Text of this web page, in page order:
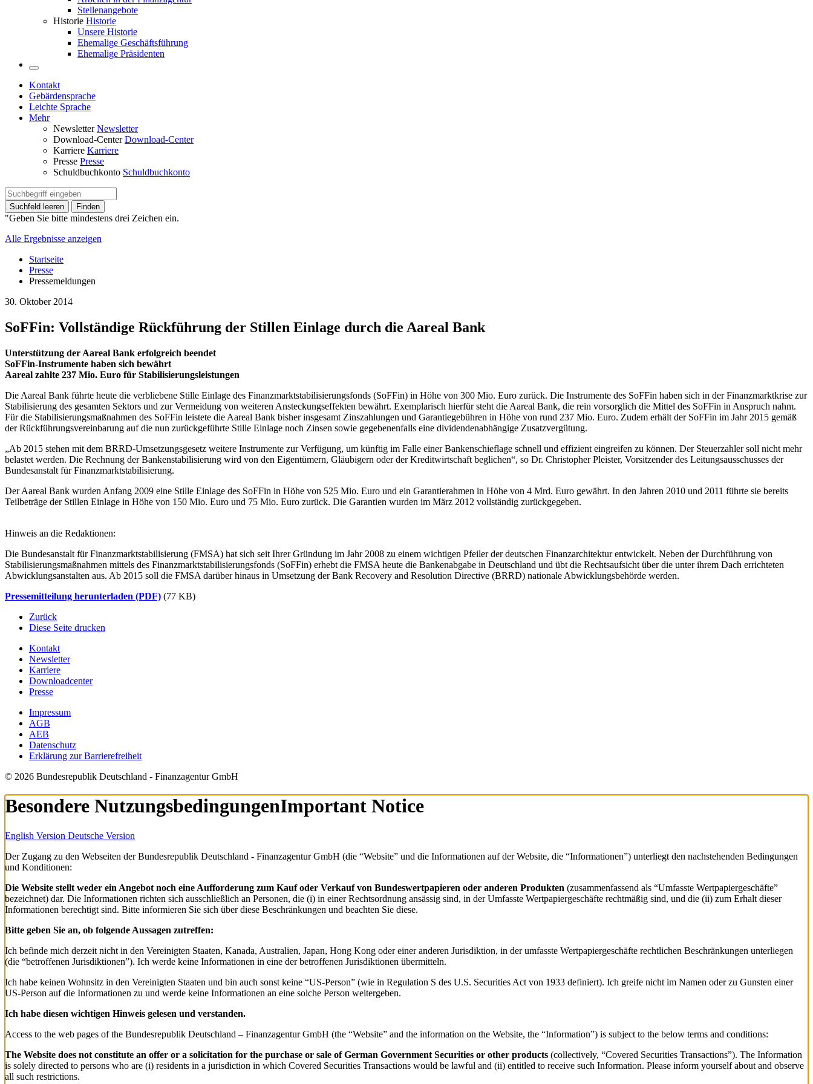
Stellenangebote
Historie Historie
Unsere Historie
Ehemalige Geschäftsführung
Ehemalige Präsidenten
Kontakt
Gebärdensprache
Leichte Sprache
Mehr
Newsletter Newsletter
Download-Center Download-Center
Karriere Karriere
Presse Presse
Schuldbuchkonto Schuldbuchkonto
Suchfeld leeren Finden
"Geben Sie bitte mindestens drei Zeichen ein.
Alle Ergebnisse anzeigen
Startseite
Presse
Pressemeldungen
30. Oktober 2014
SoFFin: Vollständige Rückführung der Stillen Einlage durch die Aareal Bank
Unterstützung der Aareal Bank erfolgreich beendet
SoFFin-Instrumente haben sich bewährt
Aareal zahlte 237 Mio. Euro für Stabilisierungsleistungen
Die Aareal Bank führte heute die verbliebene Stille Einlage des Finanzmarktstabilisierungsfonds (SoFFin) in Höhe von 300 Mio. Euro zurück. Die Instrumente des SoFFin haben sich in der Finanzmarktkrise zur
Stabilisierung des gesamten Sektors und zur Vermeidung von weiteren Ansteckungseffekten bewährt. Exemplarisch hierfür steht die Aareal Bank, die rein vorsorglich die Mittel des SoFFin in Anspruch nahm.
Für die Stabilisierungsmaßnahmen des SoFFin leistete die Aareal Bank bisher insgesamt Zinszahlungen und Garantiegebühren in Höhe von rund 237 Mio. Euro. Zudem erhält der SoFFin im Jahr 2015 gemäß
der Rückführungsvereinbarung auf die nun zurückgeführte Stille Einlage noch Zinsen sowie gegebenenfalls eine dividendenabhängige Zusatzvergütung.
„Ab 2015 stehen mit dem BRRD-Umsetzungsgesetz weitere Instrumente zur Verfügung, um künftig im Falle einer Bankenschieflage schnell und effizient eingreifen zu können. Der Steuerzahler soll nicht mehr
belastet werden. Die Rechnung der Bankenstabilisierung wird von den Eigentümern, Gläubigern oder der Kreditwirtschaft beglichen“, so Dr. Christopher Pleister, Vorsitzender des Leitungsausschusses der
Bundesanstalt für Finanzmarktstabilisierung.
Der Aareal Bank wurden Anfang 2009 eine Stille Einlage des SoFFin in Höhe von 525 Mio. Euro und ein Garantierahmen in Höhe von 4 Mrd. Euro gewährt. In den Jahren 2010 und 2011 führte sie bereits
Teilbeträge der Stillen Einlage in Höhe von 150 Mio. Euro und 75 Mio. Euro zurück. Die Garantien wurden im März 2012 vollständig zurückgegeben.
Hinweis an die Redaktionen:
Die Bundesanstalt für Finanzmarktstabilisierung (FMSA) hat sich seit Ihrer Gründung im Jahr 2008 zu einem wichtigen Pfeiler der deutschen Finanzarchitektur entwickelt. Neben der Durchführung von
Stabilisierungsmaßnahmen mittels des Finanzmarktstabilisierungsfonds (SoFFin) erhebt die FMSA heute die Bankenabgabe in Deutschland und übt die Rechtsaufsicht über die unter ihrem Dach errichteten
Abwicklungsanstalten aus. Ab 2015 soll die FMSA darüber hinaus in Umsetzung der Bank Recovery and Resolution Directive (BRRD) nationale Abwicklungsbehörde werden.
Pressemitteilung herunterladen (PDF) (77 KB)
Zurück
Diese Seite drucken
Kontakt
Newsletter
Karriere
Downloadcenter
Presse
Impressum
AGB
AEB
Datenschutz
Erklärung zur Barrierefreiheit
© 2026 Bundesrepublik Deutschland - Finanzagentur GmbH
Besondere NutzungsbedingungenImportant Notice
English Version Deutsche Version
Der Zugang zu den Webseiten der Bundesrepublik Deutschland - Finanzagentur GmbH (die “Website” und die Informationen auf der Website, die “Informationen”) unterliegt den nachstehenden Bedingungen
und Konditionen:
Die Website stellt weder ein Angebot noch eine Aufforderung zum Kauf oder Verkauf von Bundeswertpapieren oder anderen Produkten (zusammenfassend als “Umfasste Wertpapiergeschäfte”
bezeichnet) dar. Die Informationen richten sich ausschließlich an Personen, die (i) in einer Rechtsordnung ansässig sind, in der Umfasste Wertpapiergeschäfte rechtmäßig sind, und die (ii) zum Erhalt dieser
Informationen berechtigt sind. Bitte informieren Sie sich über diese Beschränkungen und beachten Sie diese.
Bitte geben Sie an, ob folgende Aussagen zutreffen:
Ich befinde mich derzeit nicht in den Vereinigten Staaten, Kanada, Australien, Japan, Hong Kong oder einer anderen Jurisdiktion, in der umfasste Wertpapiergeschäfte rechtlichen Beschränkungen unterliegen
(die “betroffenen Jurisdiktionen”). Ich werde keine Informationen in eine der betroffenen Jurisdiktionen übermitteln.
Ich habe keinen Wohnsitz in den Vereinigten Staaten und bin auch sonst keine “US-Person” (wie in Regulation S des U.S. Securities Act von 1933 definiert). Ich greife nicht im Namen oder zu Gunsten einer
US-Person auf die Informationen zu und werde keine Informationen an eine solche Person weitergeben.
Ich habe diesen wichtigen Hinweis gelesen und verstanden.
Access to the web pages of the Bundesrepublik Deutschland – Finanzagentur GmbH (the “Website” and the information on the Website, the “Information”) is subject to the below terms and conditions:
The Website does not constitute an offer or a solicitation for the purchase or sale of German Government Securities or other products (collectively, “Covered Securities Transactions”). The Information
is solely directed to persons who are (i) residents in a jurisdiction in which Covered Securities Transactions would be lawful and (ii) entitled to receive such Information. Please inform yourself about and observe
all such restrictions.